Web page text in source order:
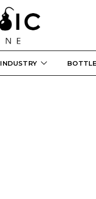
INDUSTRY